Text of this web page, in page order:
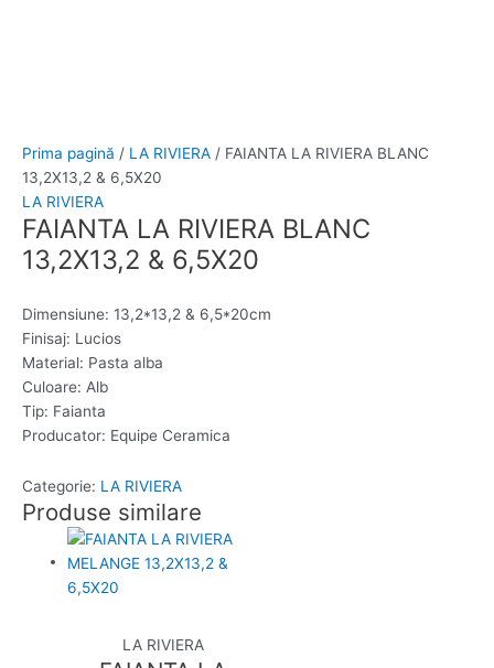
Prima pagină / LA RIVIERA / FAIANTA LA RIVIERA BLANC
13,2X13,2 & 6,5X20
LA RIVIERA
FAIANTA LA RIVIERA BLANC
13,2X13,2 & 6,5X20
Dimensiune: 13,2*13,2 & 6,5*20cm
Finisaj: Lucios
Material: Pasta alba
Culoare: Alb
Tip: Faianta
Producator: Equipe Ceramica
Categorie: LA RIVIERA
Produse similare
LA RIVIERA